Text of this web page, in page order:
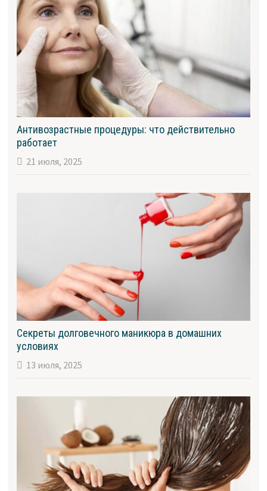
Антивозрастные процедуры: что действительно
работает
21 июля, 2025
Секреты долговечного маникюра в домашних
условиях
13 июля, 2025